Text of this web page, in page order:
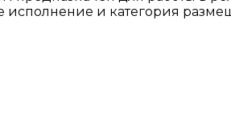
исполнение и категория